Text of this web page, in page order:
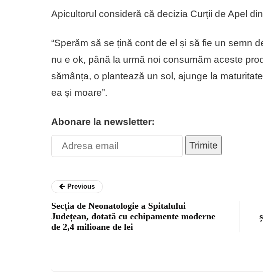
Apicultorul consideră că decizia Curții de Apel
“Sperăm să se țină cont de el și să fie un semn
nu e ok, până la urmă noi consumăm aceste
sămânța, o plantează un sol, ajunge la
ea și moare”.
Abonare la newsletter:
Trimite
Previous
Secția de Neonatologie a Spitalului
Județean, dotată cu echipamente moderne
de 2,4 milioane de lei